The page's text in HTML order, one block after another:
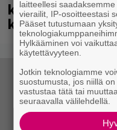
katso
kumppaneista
laitteellesi
vierailit, IP-osoitteestasi
Pääset tutustumaan
Hylkääminen voi
käytettävyyteen.
Jotkin teknologiamme
suostumusta, jos niillä
vastustaa tätä tai
seuraavalla välilehdellä.